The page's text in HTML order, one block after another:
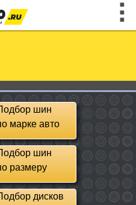
шин
марке авто
шин
размеру
дисков